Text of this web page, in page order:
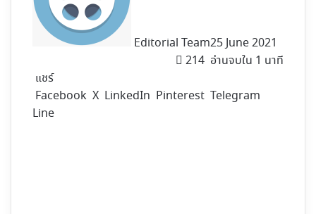
Editorial Team25 June 2021
214 อ่านจบใน 1 นาที
แชร์
Facebook X LinkedIn Pinterest Telegram
Line